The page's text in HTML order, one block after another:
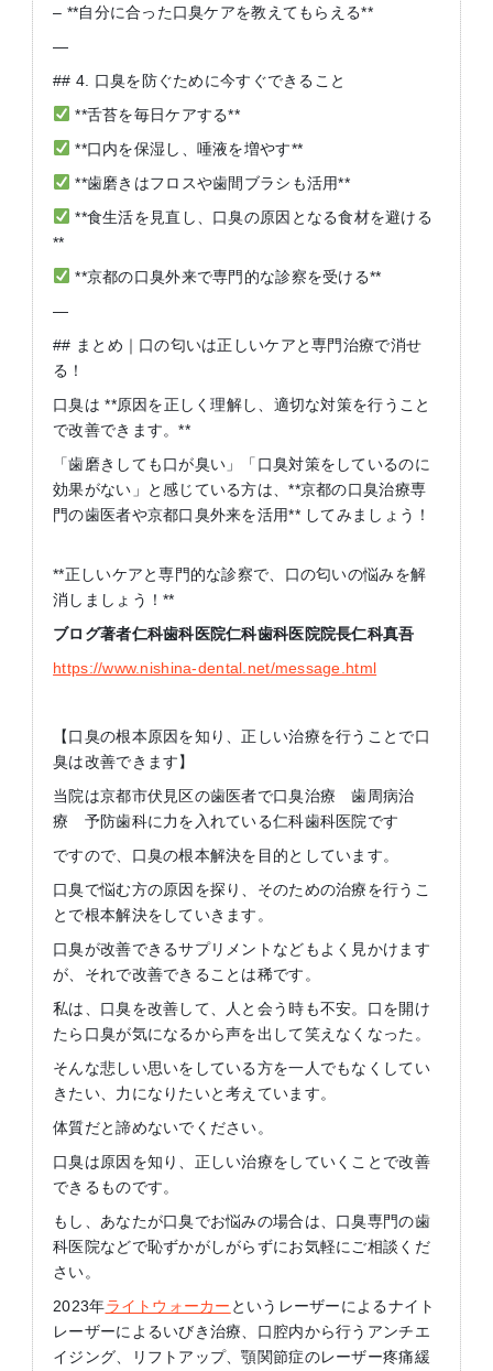
– **自分に合った口臭ケアを教えてもらえる**
—
## 4. 口臭を防ぐために今すぐできること
**舌苔を毎日ケアする**
**口内を保湿し、唾液を増やす**
**歯磨きはフロスや歯間ブラシも活用**
**食生活を見直し、口臭の原因となる食材を避ける
**
**京都の口臭外来で専門的な診察を受ける**
—
## まとめ｜口の匂いは正しいケアと専門治療で消せ
る！
口臭は **原因を正しく理解し、適切な対策を行うこと
で改善できます。**
「歯磨きしても口が臭い」「口臭対策をしているのに
効果がない」と感じている方は、**京都の口臭治療専
門の歯医者や京都口臭外来を活用** してみましょう！
**正しいケアと専門的な診察で、口の匂いの悩みを解
消しましょう！**
ブログ著者仁科歯科医院仁科歯科医院院長仁科真吾
https://www.nishina-dental.net/message.html
【口臭の根本原因を知り、正しい治療を行うことで口
臭は改善できます】
当院は京都市伏見区の歯医者で口臭治療 歯周病治
療 予防歯科に力を入れている仁科歯科医院です
ですので、口臭の根本解決を目的としています。
口臭で悩む方の原因を探り、そのための治療を行うこ
とで根本解決をしていきます。
口臭が改善できるサプリメントなどもよく見かけます
が、それで改善できることは稀です。
私は、口臭を改善して、人と会う時も不安。口を開け
たら口臭が気になるから声を出して笑えなくなった。
そんな悲しい思いをしている方を一人でもなくしてい
きたい、力になりたいと考えています。
体質だと諦めないでください。
口臭は原因を知り、正しい治療をしていくことで改善
できるものです。
もし、あなたが口臭でお悩みの場合は、口臭専門の歯
科医院などで恥ずかがしがらずにお気軽にご相談くだ
さい。
2023年ライトウォーカー というレーザーによるナイト
レーザーによるいびき治療、口腔内から行うアンチエ
イジング、リフトアップ、顎関節症のレーザー疼痛緩